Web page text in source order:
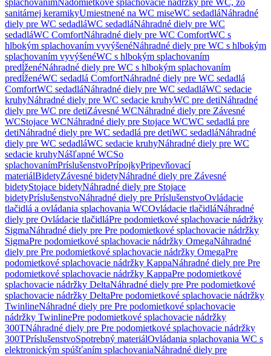
splachovanímNadomietkové splachovacie nádržky pre WC, zo
sanitárnej keramikyUmiestnené na WC miseWC sedadláNáhradné
diely pre WC sedadláWC sedadláNáhradné diely pre WC
sedadláWC ComfortNáhradné diely pre WC ComfortWC s
hlbokým splachovaním vyvýšenéNáhradné diely pre WC s hlbokým
splachovaním vyvýšenéWC s hlbokým splachovaním
predĺženéNáhradné diely pre WC s hlbokým splachovaním
predĺženéWC sedadlá ComfortNáhradné diely pre WC sedadlá
ComfortWC sedadláNáhradné diely pre WC sedadláWC sedacie
kruhyNáhradné diely pre WC sedacie kruhyWC pre detiNáhradné
diely pre WC pre detiZávesné WCNáhradné diely pre Závesné
WCStojace WCNáhradné diely pre Stojace WCWC sedadlá pre
detiNáhradné diely pre WC sedadlá pre detiWC sedadláNáhradné
diely pre WC sedadláWC sedacie kruhyNáhradné diely pre WC
sedacie kruhyNášľapné WCSo
splachovanímPríslušenstvoPrípojkyPripevňovací
materiálBidetyZávesné bidetyNáhradné diely pre Závesné
bidetyStojace bidetyNáhradné diely pre Stojace
bidetyPríslušenstvoNáhradné diely pre PríslušenstvoOvládacie
tlačidlá a ovládania splachovania WCOvládacie tlačidláNáhradné
diely pre Ovládacie tlačidláPre podomietkové splachovacie nádržky
SigmaNáhradné diely pre Pre podomietkové splachovacie nádržky
SigmaPre podomietkové splachovacie nádržky OmegaNáhradné
diely pre Pre podomietkové splachovacie nádržky OmegaPre
podomietkové splachovacie nádržky KappaNáhradné diely pre Pre
podomietkové splachovacie nádržky KappaPre podomietkové
splachovacie nádržky DeltaNáhradné diely pre Pre podomietkové
splachovacie nádržky DeltaPre podomietkové splachovacie nádržky
TwinlineNáhradné diely pre Pre podomietkové splachovacie
nádržky TwinlinePre podomietkové splachovacie nádržky
300TNáhradné diely pre Pre podomietkové splachovacie nádržky
300TPríslušenstvoSpotrebný materiálOvládania splachovania WC s
elektronickým spúšťaním splachovaniaNáhradné diely pre